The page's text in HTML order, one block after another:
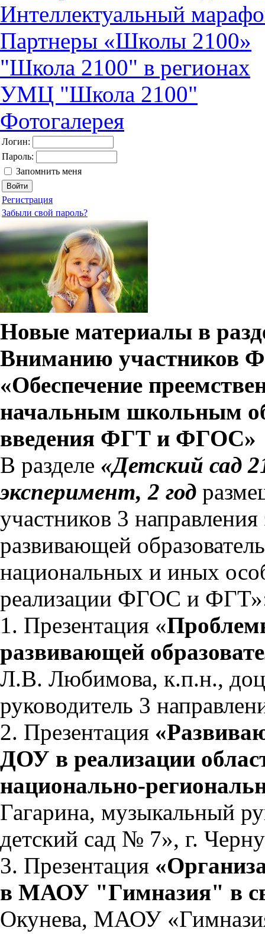
Интеллектуальный
Партнеры «Школы 2100»
"Школа 2100" в регионах
УМЦ "Школа 2100"
Фотогалерея
Логин:
Пароль:
Запомнить меня
Регистрация
Забыли свой пароль?
Новые материалы в
Вниманию участников
«Обеспечение
начальным школьным
введения ФГТ и ФГОС»
В разделе «Детский сад
эксперимент, 2 год
участников 3
развивающей
национальных и иных
реализации ФГОС и
1. Презентация «
развивающей
Л.В. Любимова, к.п.н.,
руководитель 3
2. Презентация
ДОУ в реализации
национально-
Гагарина, музыкальный
детский сад № 7», г.
3. Презентация
в МАОУ "Гимназия" в
Окунева, МАОУ